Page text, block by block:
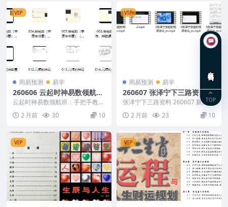
VIP
周易预测 易学
260606 云起时神易数领航
班：手把手教会你明代皇家兵
占之术16集Y
云起时神易数领航班：手把手教会
你明代皇家兵占之术16集Y 26060
6 ├── ...
2 月前 30 10
VIP
周易预测 易学
260607 张泽宁下三路资料
张泽宁下三路资料 260607 新建文
件夹/ ├── 1.mp4 ├── 1张泽...
2 月前 23 10
VIP VIP
TOP